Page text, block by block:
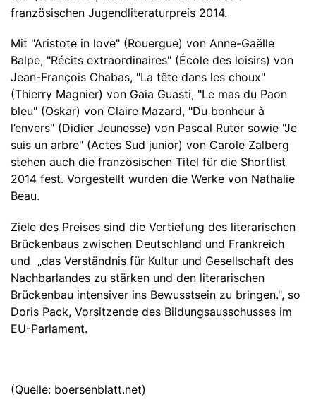
französischen Jugendliteraturpreis 2014.
Mit "Aristote in love" (Rouergue) von Anne-Gaëlle
Balpe, "Récits extraordinaires" (École des loisirs) von
Jean-François Chabas, "La tête dans les choux"
(Thierry Magnier) von Gaia Guasti, "Le mas du Paon
bleu" (Oskar) von Claire Mazard, "Du bonheur à
l’envers" (Didier Jeunesse) von Pascal Ruter sowie "Je
suis un arbre" (Actes Sud junior) von Carole Zalberg
stehen auch die französischen Titel für die Shortlist
2014 fest. Vorgestellt wurden die Werke von Nathalie
Beau.
Ziele des Preises sind die Vertiefung des literarischen
Brückenbaus zwischen Deutschland und Frankreich
und „das Verständnis für Kultur und Gesellschaft des
Nachbarlandes zu stärken und den literarischen
Brückenbau intensiver ins Bewusstsein zu bringen.", so
Doris Pack, Vorsitzende des Bildungsausschusses im
EU-Parlament.
(Quelle: boersenblatt.net)